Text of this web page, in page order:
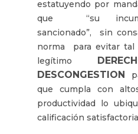
estatuyendo por
que “su
sancionado”, sin
norma para evitar tal
legítimo
DESCONGESTION
que cumpla con
productividad lo
calificación